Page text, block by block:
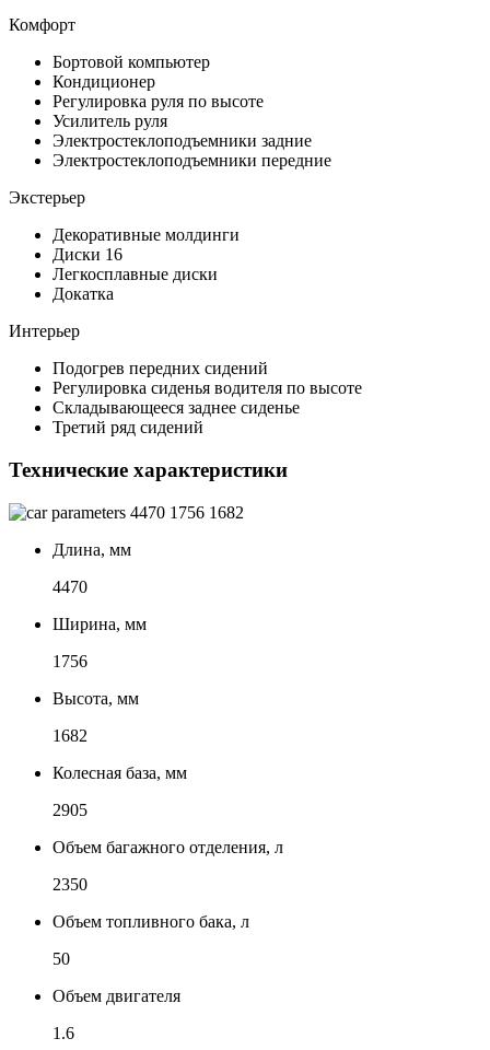
Комфорт
Бортовой компьютер
Кондиционер
Регулировка руля по высоте
Усилитель руля
Электростеклоподъемники задние
Электростеклоподъемники передние
Экстерьер
Декоративные молдинги
Диски 16
Легкосплавные диски
Докатка
Интерьер
Подогрев передних сидений
Регулировка сиденья водителя по высоте
Складывающееся заднее сиденье
Третий ряд сидений
Технические характеристики
4470 1756 1682
Длина, мм
4470
Ширина, мм
1756
Высота, мм
1682
Колесная база, мм
2905
Объем багажного отделения, л
2350
Объем топливного бака, л
50
Объем двигателя
1.6